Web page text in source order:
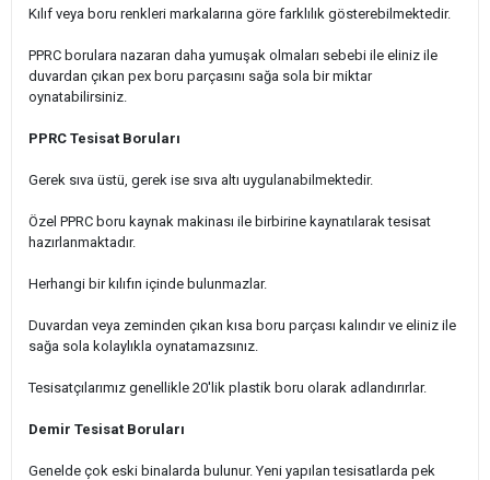
Kılıf veya boru renkleri markalarına göre farklılık gösterebilmektedir.
PPRC borulara nazaran daha yumuşak olmaları sebebi ile eliniz ile
duvardan çıkan pex boru parçasını sağa sola bir miktar
oynatabilirsiniz.
PPRC Tesisat Boruları
Gerek sıva üstü, gerek ise sıva altı uygulanabilmektedir.
Özel PPRC boru kaynak makinası ile birbirine kaynatılarak tesisat
hazırlanmaktadır.
Herhangi bir kılıfın içinde bulunmazlar.
Duvardan veya zeminden çıkan kısa boru parçası kalındır ve eliniz ile
sağa sola kolaylıkla oynatamazsınız.
Tesisatçılarımız genellikle 20'lik plastik boru olarak adlandırırlar.
Demir Tesisat Boruları
Genelde çok eski binalarda bulunur. Yeni yapılan tesisatlarda pek